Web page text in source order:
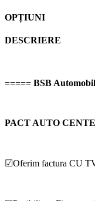
OPȚIUNI
DESCRIERE
===== BSB
PACT AUTO
☑Oferim factura CU